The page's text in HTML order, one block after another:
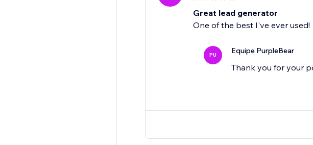
Great lead generator
One of the best I've ever used!
PU Equipe PurpleBear
Thank you for your